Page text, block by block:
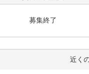
募集終了
近く